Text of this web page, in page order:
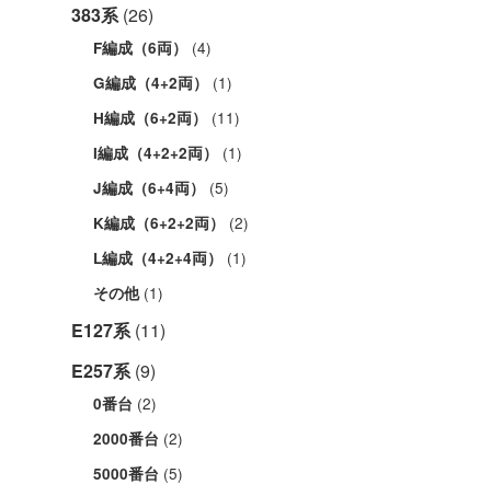
383系 (26)
F編成（6両） (4)
G編成（4+2両） (1)
H編成（6+2両） (11)
I編成（4+2+2両） (1)
J編成（6+4両） (5)
K編成（6+2+2両） (2)
L編成（4+2+4両） (1)
その他(1)
E127系 (11)
E257系 (9)
0番台 (2)
2000番台 (2)
5000番台 (5)